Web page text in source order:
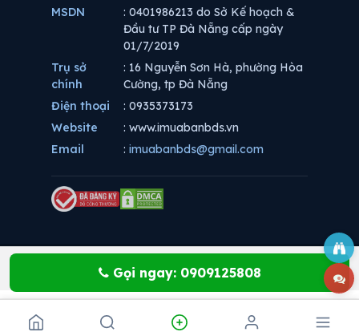
Gọi ngay: 0909125808
MSDN
: 0401986213 do Sở Kế hoạch &
Đầu tư TP Đà Nẵng cấp ngày
01/7/2019
Trụ sở
chính
: 16 Nguyễn Sơn Hà, phường Hòa
Cường, tp Đà Nẵng
Điện thoại
: 0935373173
Website
: www.imuabanbds.vn
Email
: imuabanbds@gmail.com